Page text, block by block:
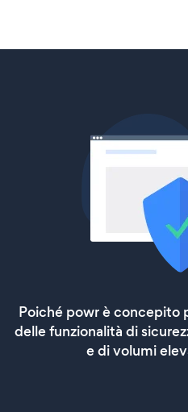
Poiché powr è concepito
delle funzionalità di
e di volumi